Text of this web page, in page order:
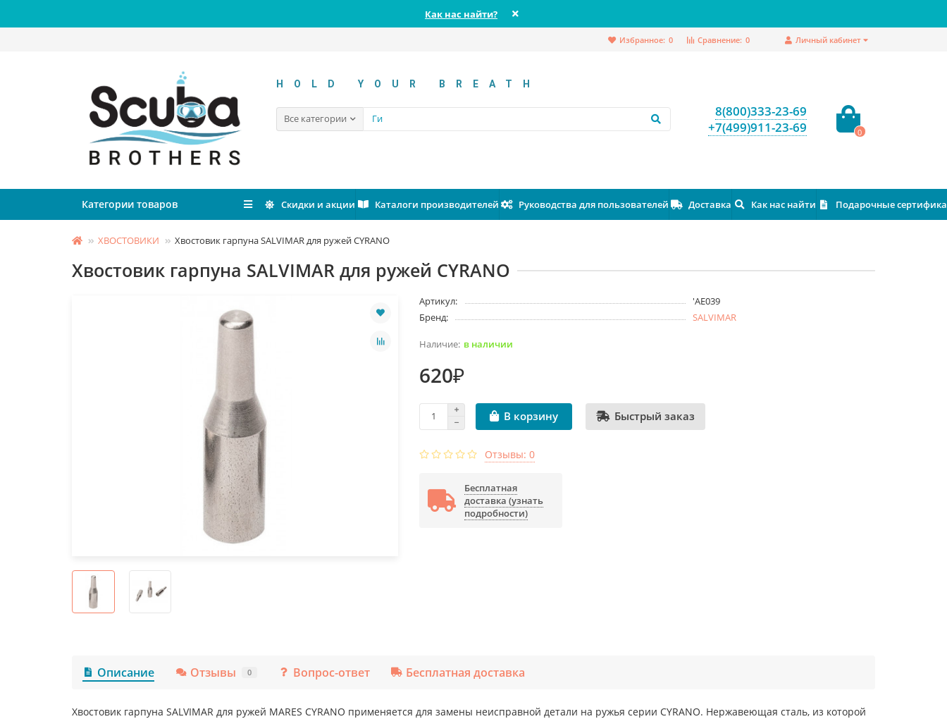
Как нас найти?
Личный кабинет
Сравнение: 0
Избранное: 0
HOLD YOUR BREATH
Все категории
8(800)333-23-69
+7(499)911-23-69
0
Категории товаров Скидки и акции Каталоги производителей Руководства для пользователей Доставка Как нас найти Подарочные
ХВОСТОВИКИ Хвостовик гарпуна SALVIMAR для ружей CYRANO
Хвостовик гарпуна SALVIMAR для ружей CYRANO
Артикул:
'AE039
Бренд:
SALVIMAR
в наличии
620₽
В корзину Быстрый заказ
Отзывы: 0
Бесплатная
доставка (узнать
подробности)
Описание Отзывы 0 Вопрос-ответ Бесплатная доставка
Хвостовик гарпуна SALVIMAR для ружей MARES CYRANO применяется для замены неисправной детали на ружья серии CYRANO. Нержавеющая сталь, из которой